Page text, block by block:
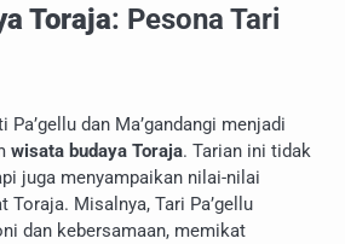
Toraja: Pesona Tari
dan Ma’gandangi menjadi
wisata budaya Toraja. Tarian ini tidak
juga menyampaikan nilai-nilai
Toraja. Misalnya, Tari Pa’gellu
dan kebersamaan, memikat